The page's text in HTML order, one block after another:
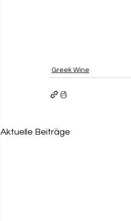
Greek Wine
Aktuelle Beiträge